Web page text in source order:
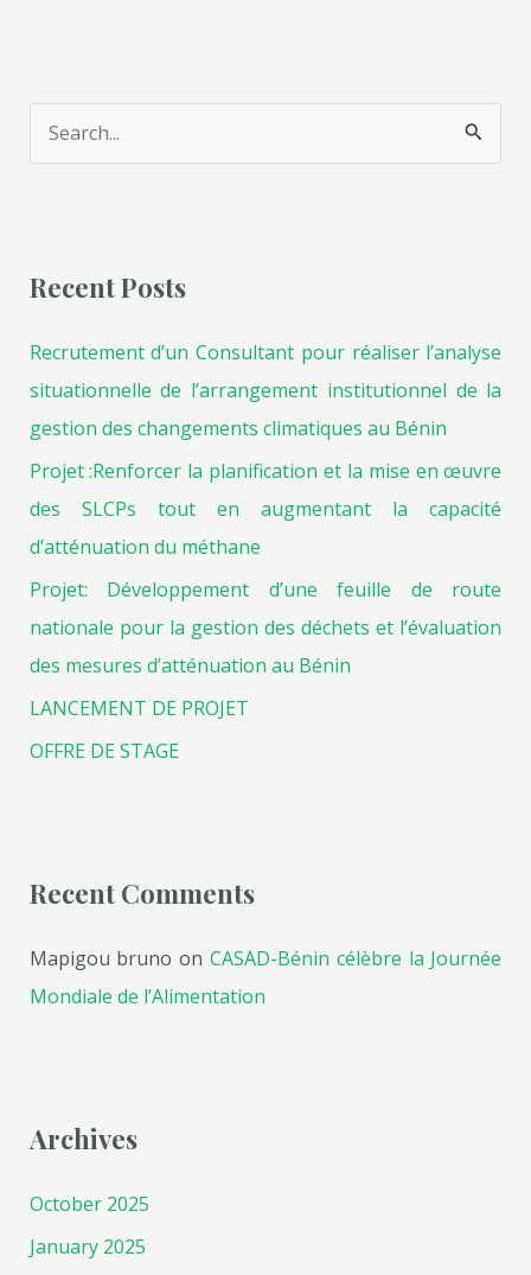
c
f
o
r
:
Recent Posts
Recrutement d’un Consultant pour réaliser l’analyse
situationnelle de l’arrangement institutionnel de la
gestion des changements climatiques au Bénin
Projet :Renforcer la planification et la mise en œuvre
des SLCPs tout en augmentant la capacité
d’atténuation du méthane
Projet: Développement d’une feuille de route
nationale pour la gestion des déchets et l’évaluation
des mesures d’atténuation au Bénin
LANCEMENT DE PROJET
OFFRE DE STAGE
Recent Comments
Mapigou bruno onCASAD-Bénin célèbre la Journée
Mondiale de l’Alimentation
Archives
October 2025
January 2025